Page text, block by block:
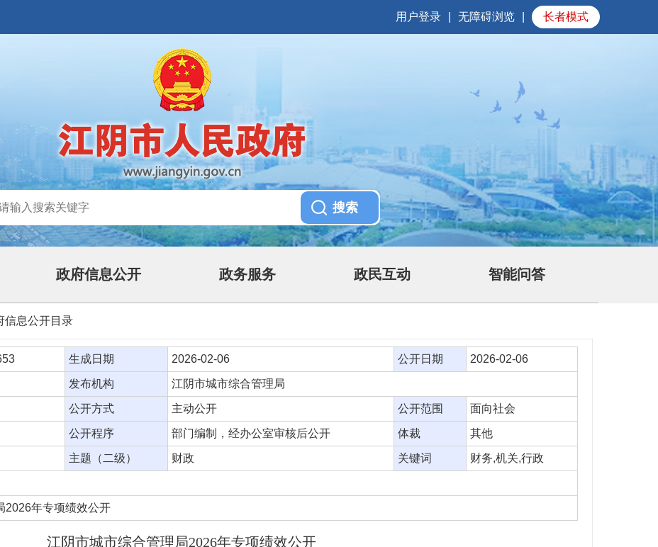
用户登录 无障碍浏览 长者模式
政府信息公开 政务服务 政民互动 智能问答
信息公开目录
生成日期 2026-02-06 公开日期 2026-02-06
发布机构 江阴市城市综合管理局
公开方式 主动公开 公开范围 面向社会
公开程序 部门编制，经办公室审核后公开 体裁 其他
主题（二级） 财政 关键词 财务,机关,行政
2026年专项绩效公开
江阴市城市综合管理局2026年专项绩效公开